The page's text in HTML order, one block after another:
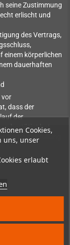
Cookies,
uns, unser
erlaubt
seine Zustimmung
erlischt und
des Vertrags,
einem körperlichen
dauerhaften
vor
dass der
der
bestätigt hat,
Vertragserfüllung
Sie bitte dieses
E-Mail-